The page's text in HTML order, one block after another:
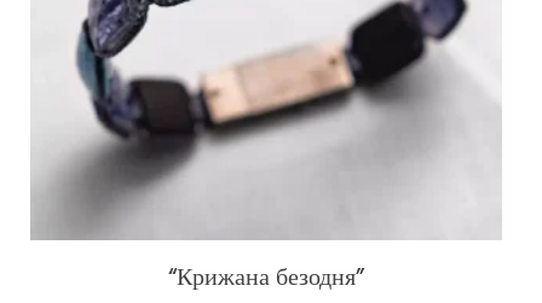
“Крижана безодня”